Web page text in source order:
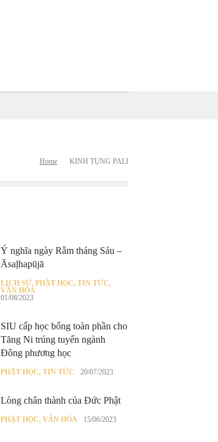
Home KINH TỤNG PALI
Ý nghĩa ngày Rằm tháng Sáu –
Āsaḷhapūjā
LỊCH SỬ, PHẬT HỌC, TIN TỨC,
VĂN HÓA
01/08/2023
SIU cấp học bổng toàn phần cho
Tăng Ni trúng tuyển ngành
Đông phương học
PHẬT HỌC, TIN TỨC 20/07/2023
Lòng chân thành của Đức Phật
PHẬT HỌC, VĂN HÓA 15/06/2023